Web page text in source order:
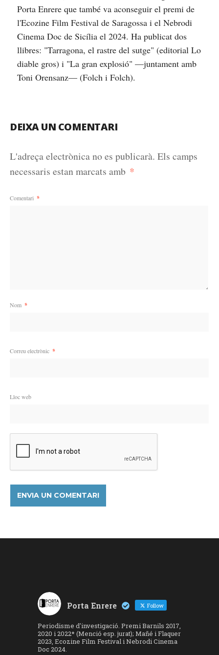
Porta Enrere que també va aconseguir el premi de
l'Ecozine Film Festival de Saragossa i el Nebrodi
Cinema Doc de Sicília el 2024. Ha publicat dos
llibres: "Tarragona, el rastre del sutge" (editorial Lo
diable gros) i "La gran explosió" —juntament amb
Toni Orensanz— (Folch i Folch).
DEIXA UN COMENTARI
L'adreça electrònica no es publicarà. Els camps
necessaris estan marcats amb *
Comentari *
Nom *
Correu electrònic *
Lloc web
Porta Enrere Follow
Periodisme d'investigació. Premi Barnils 2017,
2020 i 2022* (Menció esp. jurat); Mañé i Flaquer
2023, Ecozine Film Festival i Nebrodi Cinema
Doc 2024.